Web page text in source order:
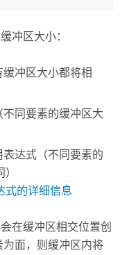
冲区大小：
冲区大小都将相
同要素的缓冲区大
达式（不同要素的
式的详细信息
在缓冲区相交位置创
面，则缓冲区内将